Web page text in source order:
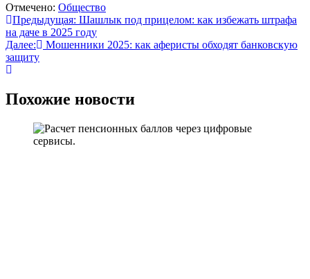
Отмечено: Общество
Навигация
по
записям
Предыдущая: Шашлык под прицелом: как избежать штрафа
на даче в 2025 году
Далее:
Мошенники 2025: как аферисты обходят банковскую
защиту
Похожие новости